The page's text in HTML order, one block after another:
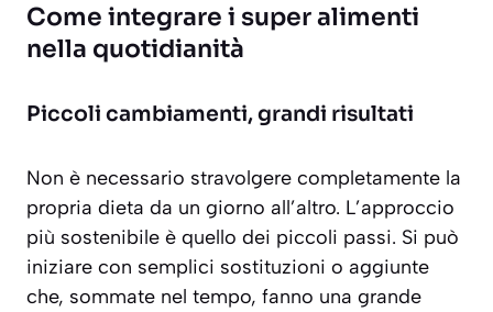
Come integrare i super alimenti
nella quotidianità
Piccoli cambiamenti, grandi risultati
Non è necessario stravolgere completamente la
propria dieta da un giorno all’altro. L’approccio
più sostenibile è quello dei piccoli passi. Si può
iniziare con semplici sostituzioni o aggiunte
che, sommate nel tempo, fanno una grande